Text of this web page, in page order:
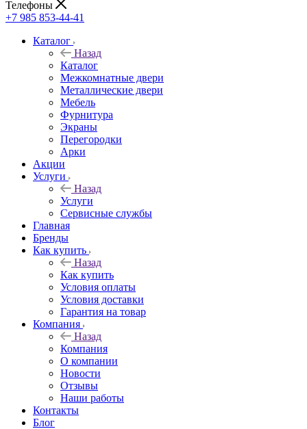
Телефоны
+7 985 853-44-41
Каталог
Назад
Каталог
Межкомнатные двери
Металлические двери
Мебель
Фурнитура
Экраны
Перегородки
Арки
Акции
Услуги
Назад
Услуги
Сервисные службы
Главная
Бренды
Как купить
Назад
Как купить
Условия оплаты
Условия доставки
Гарантия на товар
Компания
Назад
Компания
О компании
Новости
Отзывы
Наши работы
Контакты
Блог